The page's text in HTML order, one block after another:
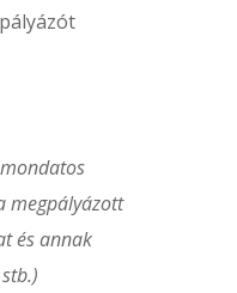
megpályázott
és annak